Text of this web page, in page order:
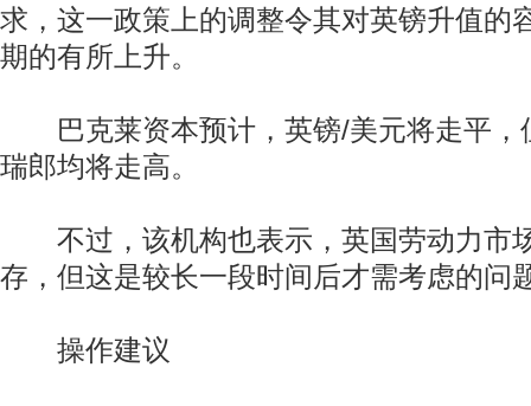
求，这一政策上的调整令其对英镑升值的
期的有所上升。
巴克莱资本预计，英镑/美元将走平，
瑞郎均将走高。
不过，该机构也表示，英国劳动力市
存，但这是较长一段时间后才需考虑的问
操作建议